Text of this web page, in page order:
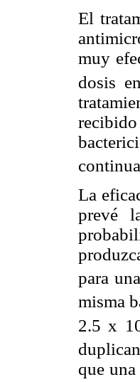
El
muy
dosis
La
prevé
para
misma
2.5 x
que